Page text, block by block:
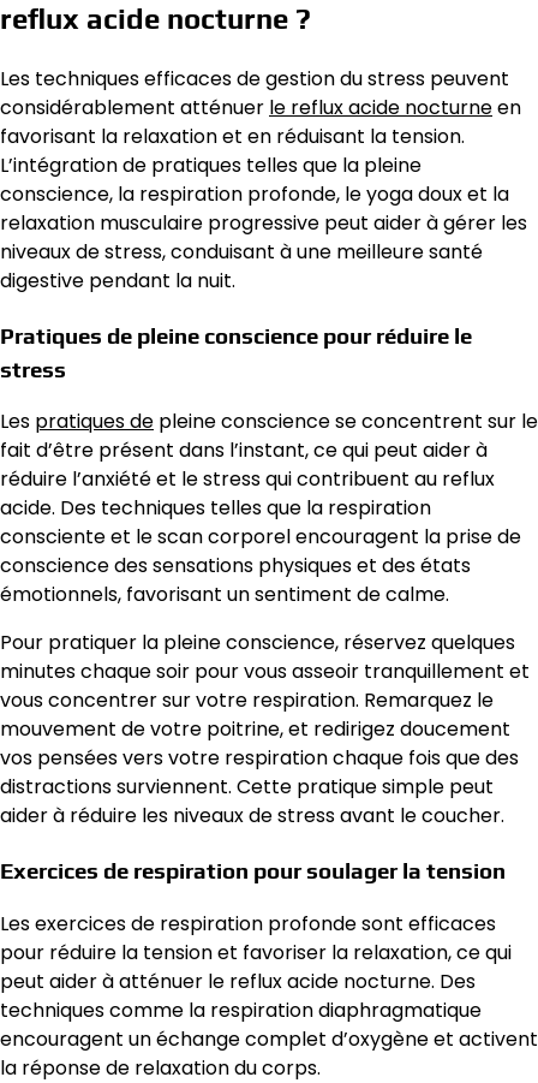
reflux acide nocturne ?
Les techniques efficaces de gestion du stress peuvent
considérablement atténuer le reflux acide nocturneen
favorisant la relaxation et en réduisant la tension.
L’intégration de pratiques telles que la pleine
conscience, la respiration profonde, le yoga doux et la
relaxation musculaire progressive peut aider à gérer les
niveaux de stress, conduisant à une meilleure santé
digestive pendant la nuit.
Pratiques de pleine conscience pour réduire le
stress
Les pratiques de pleine conscience se concentrent sur le
fait d’être présent dans l’instant, ce qui peut aider à
réduire l’anxiété et le stress qui contribuent au reflux
acide. Des techniques telles que la respiration
consciente et le scan corporel encouragent la prise de
conscience des sensations physiques et des états
émotionnels, favorisant un sentiment de calme.
Pour pratiquer la pleine conscience, réservez quelques
minutes chaque soir pour vous asseoir tranquillement et
vous concentrer sur votre respiration. Remarquez le
mouvement de votre poitrine, et redirigez doucement
vos pensées vers votre respiration chaque fois que des
distractions surviennent. Cette pratique simple peut
aider à réduire les niveaux de stress avant le coucher.
Exercices de respiration pour soulager la tension
Les exercices de respiration profonde sont efficaces
pour réduire la tension et favoriser la relaxation, ce qui
peut aider à atténuer le reflux acide nocturne. Des
techniques comme la respiration diaphragmatique
encouragent un échange complet d’oxygène et activent
la réponse de relaxation du corps.